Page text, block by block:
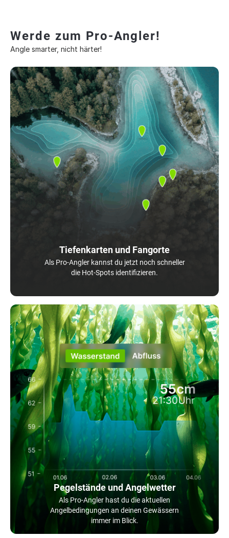
Werde zum Pro-Angler!
Angle smarter, nicht härter!
Tiefenkarten und Fangorte
Als Pro-Angler kannst du jetzt noch schneller
die Hot-Spots identifizieren.
Pegelstände und Angelwetter
Als Pro-Angler hast du die aktuellen
Angelbedingungen an deinen Gewässern
immer im Blick.